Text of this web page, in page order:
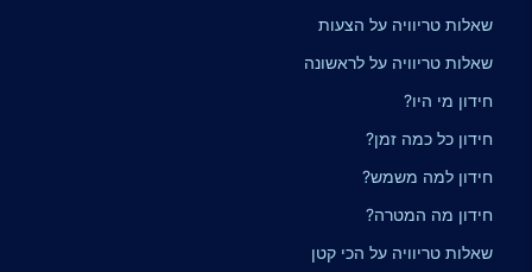
שאלות טריוויה על הצעות
שאלות טריוויה על לראשונה
חידון מי היו?
חידון כל כמה זמן?
חידון למה משמש?
חידון מה המטרה?
שאלות טריוויה על הכי קטן